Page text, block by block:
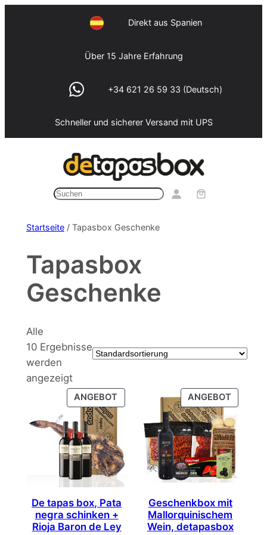
Direkt aus Spanien
Über 15 Jahre Erfahrung
+34 621 26 59 33 (Deutsch)
Schneller und sicherer Versand mit UPS
Suchen
Startseite/ Tapasbox Geschenke
Tapasbox
Geschenke
Alle
10 Ergebnisse
werden
angezeigt
ANGEBOT
IM
ANGEBOT
De tapas box, Pata
negra schinken +
Rioja Baron de Ley
ANGEBOT
IM
Geschenkbox mit
Mallorquinischem
Wein, detapasbox